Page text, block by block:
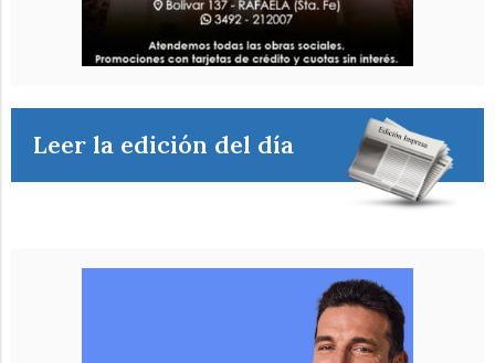
Leer la edición del día